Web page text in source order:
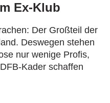
Ex-Klub
Der Großteil der
Deswegen stehen
nur wenige Profis,
Kader schaffen